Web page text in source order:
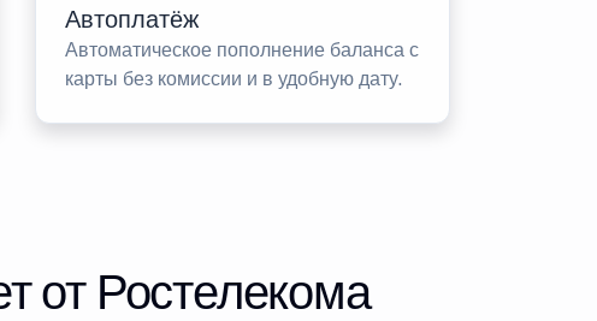
Автоплатёж
Автоматическое пополнение баланса с
карты без комиссии и в удобную дату.
от Ростелекома